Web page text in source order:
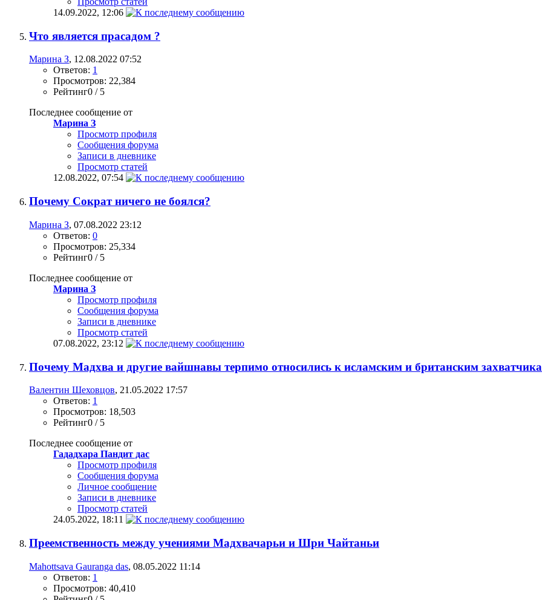
14.09.2022, 12:06
Что является прасадом ?
Марина З, 12.08.2022 07:52
Ответов: 1
Просмотров: 22,384
Рейтинг0 / 5
Последнее сообщение от
Марина З
Просмотр профиля
Сообщения форума
Записи в дневнике
Просмотр статей
12.08.2022, 07:54
Почему Сократ ничего не боялся?
Марина З, 07.08.2022 23:12
Ответов: 0
Просмотров: 25,334
Рейтинг0 / 5
Последнее сообщение от
Марина З
Просмотр профиля
Сообщения форума
Записи в дневнике
Просмотр статей
07.08.2022, 23:12
Почему Мадхва и другие вайшнавы терпимо относились к исламским и британским
Валентин Шеховцов, 21.05.2022 17:57
Ответов: 1
Просмотров: 18,503
Рейтинг0 / 5
Последнее сообщение от
Гададхара Пандит дас
Просмотр профиля
Сообщения форума
Личное сообщение
Записи в дневнике
Просмотр статей
24.05.2022, 18:11
Преемственность между учениями Мадхвачарьи и Шри Чайтаньи
Mahottsava Gauranga das, 08.05.2022 11:14
Ответов: 1
Просмотров: 40,410